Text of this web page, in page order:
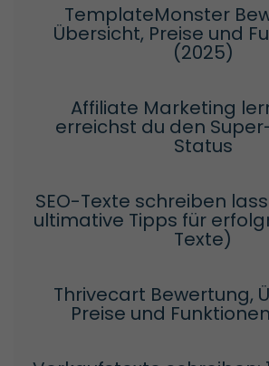
TemplateMonster
Übersicht, Preise und
(2025)
Affiliate Marketing
erreichst du den
Status
SEO-Texte schreiben
ultimative Tipps für
Texte)
Thrivecart Bewertung,
Preise und